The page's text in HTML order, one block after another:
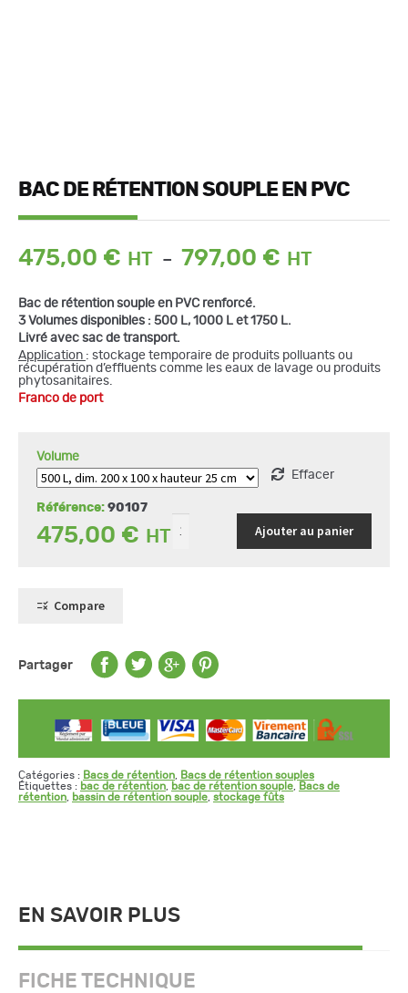
BAC DE RÉTENTION SOUPLE EN PVC
475,00 € – 797,00 €
Plage
Bac de rétention souple en PVC renforcé.
3 Volumes disponibles : 500 L, 1000 L et 1750 L.
Livré avec sac de transport.
Application : stockage temporaire de produits polluants ou
récupération d’effluents comme les eaux de lavage ou produits
phytosanitaires.
Franco de port
Volume
Effacer
Référence: 90107
475,00 €
quantité
de
Ajouter au panier
Compare
Partager
Catégories : Bacs de rétention
Bacs de rétention souples
Étiquettes : bac de rétention bac de rétention souple
Bacs de
rétention
bassin de rétention souple stockage fûts
EN SAVOIR PLUS
FICHE TECHNIQUE